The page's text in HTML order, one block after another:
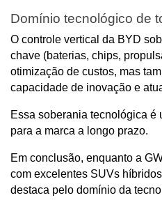
Domínio tecnológico de
O controle vertical da BYD
chave (baterias, chips,
otimização de custos, mas
capacidade de inovação e
Essa soberania tecnológica é
para a marca a longo prazo.
Em conclusão, enquanto a
com excelentes SUVs
destaca pelo domínio da